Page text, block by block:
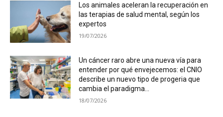
Los animales aceleran la recuperación en
las terapias de salud mental, según los
expertos
19/07/2026
Un cáncer raro abre una nueva vía para
entender por qué envejecemos: el CNIO
describe un nuevo tipo de progeria que
cambia el paradigma...
18/07/2026